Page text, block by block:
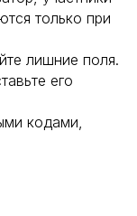
только при
лишние поля.
его
кодами,